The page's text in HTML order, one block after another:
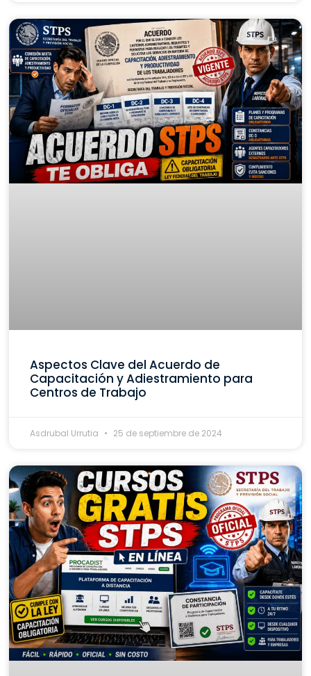
Aspectos Clave del Acuerdo de
Capacitación y Adiestramiento para
Centros de Trabajo
Asdrubal Urrutia 25 de septiembre de 2024